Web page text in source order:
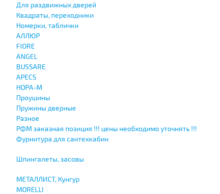
Для раздвижных дверей
Квадраты, переходники
Номерки, таблички
АЛЛЮР
FIORE
ANGEL
BUSSARE
APECS
НОРА-М
Проушины
Пружины дверные
Разное
РФМ заказная позиция !!! цены необходимо уточнять !!!
Фурнитура для сантехкабин
Шпингалеты, засовы
МЕТАЛЛИСТ, Кунгур
MORELLI